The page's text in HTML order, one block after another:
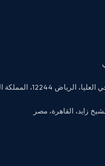
المملكة العربية السعودية